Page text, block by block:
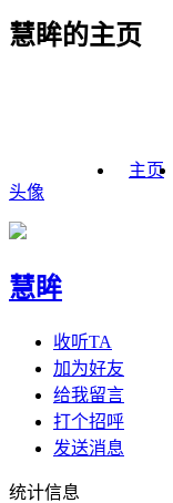
慧眸的主页
主页
头像
慧眸
收听TA
加为好友
给我留言
打个招呼
发送消息
统计信息